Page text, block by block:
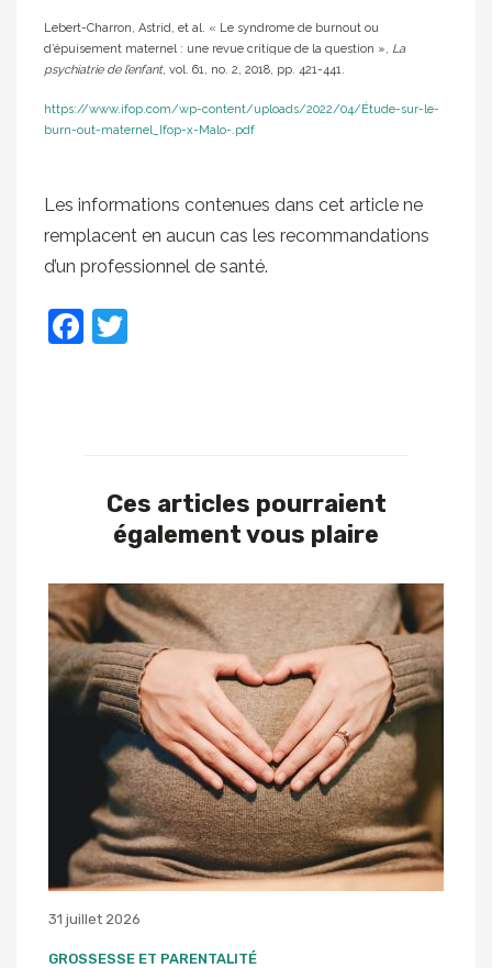
Lebert-Charron, Astrid, et al. « Le syndrome de burnout ou
d’épuisement maternel : une revue critique de la question », La
psychiatrie de l’enfant, vol. 61, no. 2, 2018, pp. 421-441.
https://www.ifop.com/wp-content/uploads/2022/04/Étude-sur-le-
burn-out-maternel_Ifop-x-Malo-.pdf
Les informations contenues dans cet article ne
remplacent en aucun cas les recommandations
d’un professionnel de santé.
Facebook
Ces articles pourraient
également vous plaire
31 juillet 2026
GROSSESSE ET PARENTALITÉ